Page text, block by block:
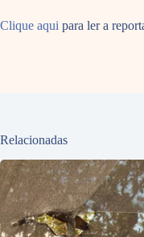
Clique aqui para ler a
Relacionadas